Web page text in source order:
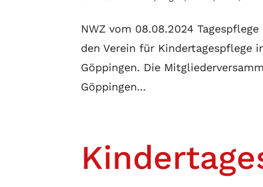
NWZ vom 08.08.2024
den Verein für
Göppingen. Die
Göppingen...